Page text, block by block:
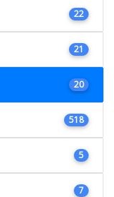
22
21
20
518
5
7